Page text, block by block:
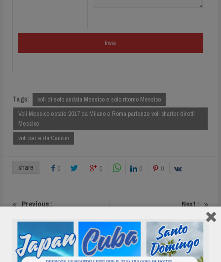
Tags:
voli di solo andata Messico e solo ritorno Messico
Voli Messico estate 2017 da Milano e Roma partenze voli charter diretti
Messico
voli per e da Cancun
share 0 0 0 0
Previous :
particular
Next :
Mi Fa Volare Cubacom.net
About The Author